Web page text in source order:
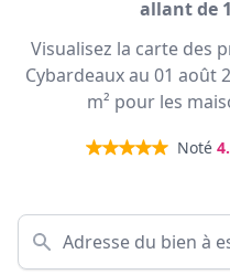
allant de
Visualisez la carte des
Cybardeaux au 01 août
m² pour les
Noté